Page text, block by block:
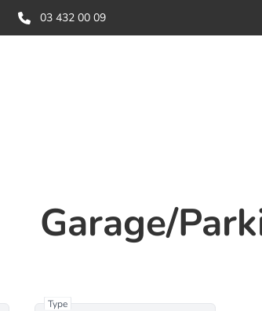
03 432 00 09
Garage/
Type